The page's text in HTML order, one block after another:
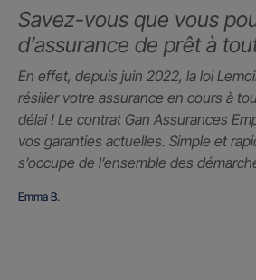
Savez-vous que vous
d’assurance de prêt à
En effet, depuis juin 2022, la loi
résilier votre assurance en cours à
délai ! Le contrat Gan Assurances
vos garanties actuelles. Simple et
s’occupe de l’ensemble des
Emma B.